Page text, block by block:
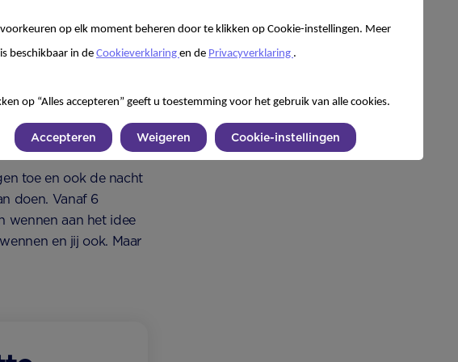
slaaproutine
een dutje laat
ook hoe lang je uk per
ontstaat er een
toe en ook de nacht
doen. Vanaf 6
wennen aan het idee
en jij ook. Maar
op elk moment beheren door te klikken op Cookie-instellingen. Meer
beschikbaar in de Cookieverklaring en de Privacyverklaring .
op “Alles accepteren” geeft u toestemming voor het gebruik van alle cookies.
Accepteren Weigeren Cookie-instellingen